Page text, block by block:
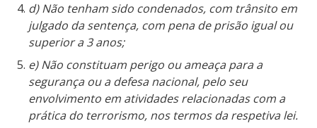
d) Não tenham sido condenados, com trânsito em
julgado da sentença, com pena de prisão igual ou
superior a 3 anos;
e) Não constituam perigo ou ameaça para a
segurança ou a defesa nacional, pelo seu
envolvimento em atividades relacionadas com a
prática do terrorismo, nos termos da respetiva lei.